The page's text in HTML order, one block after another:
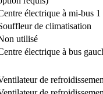
électrique à mi-bus 1
de climatisation
utilisé
électrique à bus
de